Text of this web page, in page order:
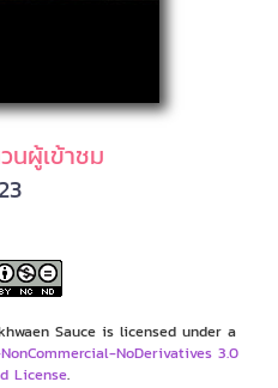
นผู้เข้าชม
Sauce is licensed under a
NoDerivatives 3.0
License.